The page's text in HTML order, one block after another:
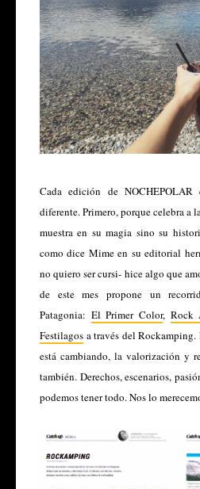
Cada edición de NOCHEPOLAR
diferente. Primero, porque celebra a
muestra en su magia sino su
como dice Mime en su editorial
no quiero ser cursi- hice algo que
de este mes propone un
Patagonia: El Primer Color, Rock
Festilagos a través del
está cambiando, la valorización y
también. Derechos, escenarios,
podemos tener todo. Nos lo